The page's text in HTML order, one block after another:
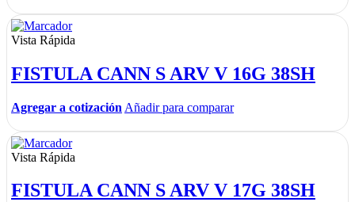
Vista Rápida
FISTULA CANN S ARV V 16G 38SH
Agregar a cotización Añadir para comparar
Vista Rápida
FISTULA CANN S ARV V 17G 38SH